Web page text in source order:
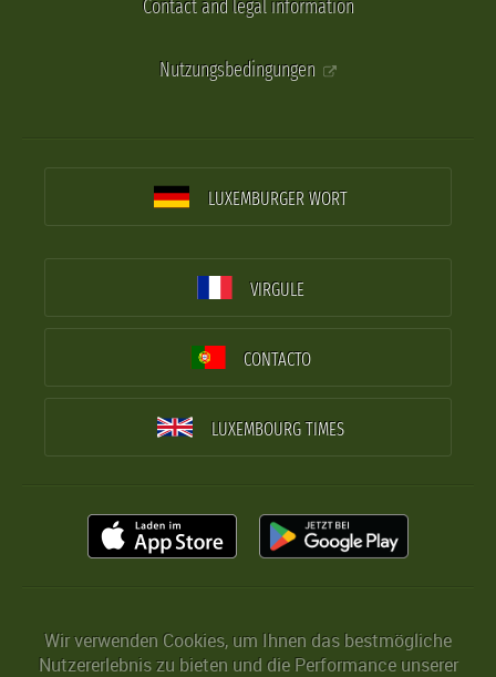
Contact and legal information
Nutzungsbedingungen
LUXEMBURGER WORT
VIRGULE
CONTACTO
LUXEMBOURG TIMES
Wir verwenden Cookies, um Ihnen das bestmögliche
Nutzererlebnis zu bieten und die Performance unserer